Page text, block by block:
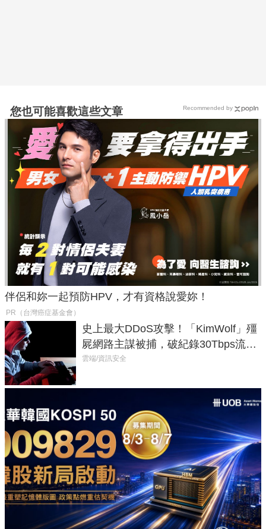
您也可能喜歡這些文章
伴侶和妳一起預防HPV，才有資格說愛妳！
PR（台灣癌症基金會）
史上最大DDoS攻擊！「KimWolf」殭
屍網路主謀被捕，破紀錄30Tbps流量
癱瘓全球！
雲端/資訊安全
Recommended by